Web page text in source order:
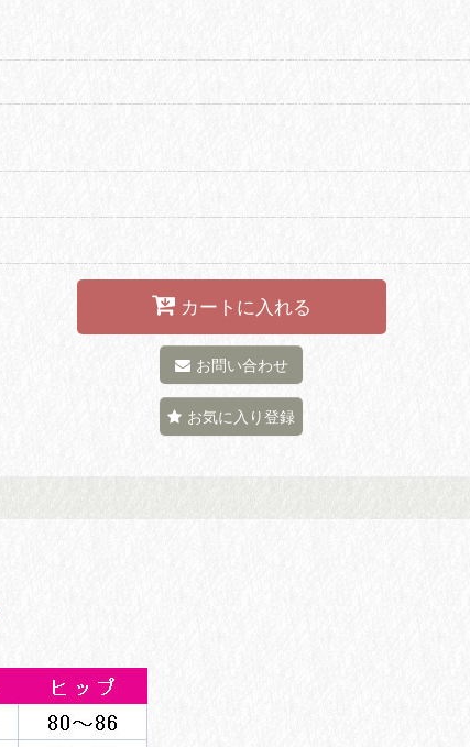
カートに入れる
お問い合わせ
お気に入り登録